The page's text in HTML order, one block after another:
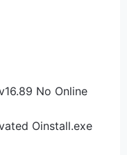
No Online
Oinstall.exe